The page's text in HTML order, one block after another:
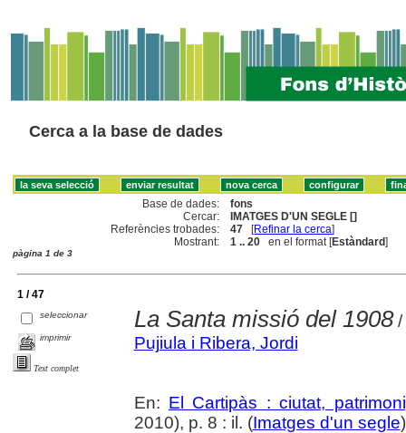
Cerca a la base de dades
Base de dades:
fons
Cercar:
IMATGES D'UN SEGLE []
Referències trobades:
47 [Refinar la cerca]
Mostrant:
1 .. 20 en el format [Estàndard]
pàgina 1 de 3
1 / 47
seleccionar
imprimir
Text complet
La Santa missió del 1908/
Pujiula i Ribera, Jordi
En: El Cartipàs : ciutat,
2010), p. 8 : il. (Imatges d'un segle